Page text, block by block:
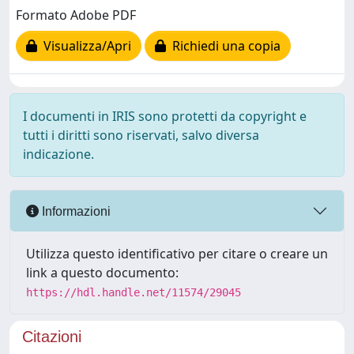
Formato Adobe PDF
Visualizza/Apri
Richiedi una copia
I documenti in IRIS sono protetti da copyright e
tutti i diritti sono riservati, salvo diversa
indicazione.
Informazioni
Utilizza questo identificativo per citare o creare un
link a questo documento:
https://hdl.handle.net/11574/29045
Citazioni